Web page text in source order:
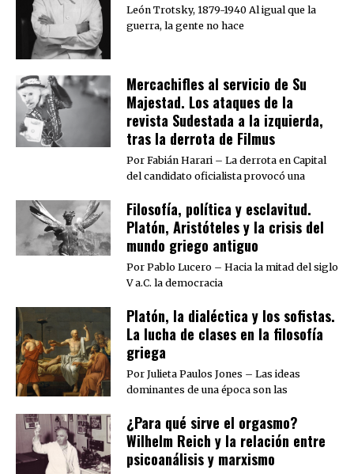
León Trotsky, 1879-1940 Al igual que la
guerra, la gente no hace
Mercachifles al servicio de Su
Majestad. Los ataques de la
revista Sudestada a la izquierda,
tras la derrota de Filmus
Por Fabián Harari – La derrota en Capital
del candidato oficialista provocó una
Filosofía, política y esclavitud.
Platón, Aristóteles y la crisis del
mundo griego antiguo
Por Pablo Lucero – Hacia la mitad del siglo
V a.C. la democracia
Platón, la dialéctica y los sofistas.
La lucha de clases en la filosofía
griega
Por Julieta Paulos Jones – Las ideas
dominantes de una época son las
¿Para qué sirve el orgasmo?
Wilhelm Reich y la relación entre
psicoanálisis y marxismo